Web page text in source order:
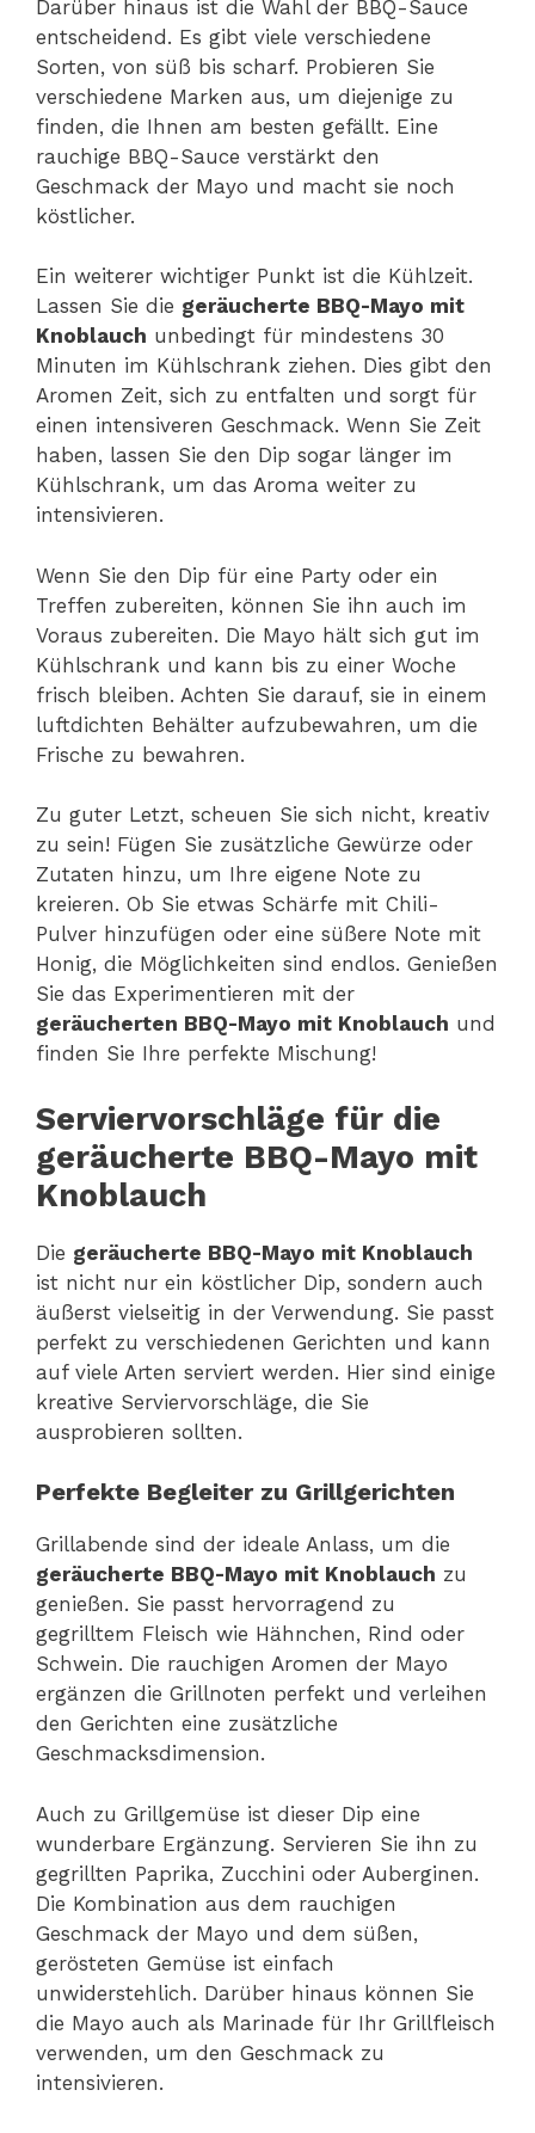
Darüber hinaus ist die Wahl der BBQ-Sauce
entscheidend. Es gibt viele verschiedene
Sorten, von süß bis scharf. Probieren Sie
verschiedene Marken aus, um diejenige zu
finden, die Ihnen am besten gefällt. Eine
rauchige BBQ-Sauce verstärkt den
Geschmack der Mayo und macht sie noch
köstlicher.
Ein weiterer wichtiger Punkt ist die Kühlzeit.
Lassen Sie die geräucherte BBQ-Mayo mit
Knoblauch unbedingt für mindestens 30
Minuten im Kühlschrank ziehen. Dies gibt den
Aromen Zeit, sich zu entfalten und sorgt für
einen intensiveren Geschmack. Wenn Sie Zeit
haben, lassen Sie den Dip sogar länger im
Kühlschrank, um das Aroma weiter zu
intensivieren.
Wenn Sie den Dip für eine Party oder ein
Treffen zubereiten, können Sie ihn auch im
Voraus zubereiten. Die Mayo hält sich gut im
Kühlschrank und kann bis zu einer Woche
frisch bleiben. Achten Sie darauf, sie in einem
luftdichten Behälter aufzubewahren, um die
Frische zu bewahren.
Zu guter Letzt, scheuen Sie sich nicht, kreativ
zu sein! Fügen Sie zusätzliche Gewürze oder
Zutaten hinzu, um Ihre eigene Note zu
kreieren. Ob Sie etwas Schärfe mit Chili-
Pulver hinzufügen oder eine süßere Note mit
Honig, die Möglichkeiten sind endlos. Genießen
Sie das Experimentieren mit der
geräucherten BBQ-Mayo mit Knoblauch und
finden Sie Ihre perfekte Mischung!
Serviervorschläge für die
geräucherte BBQ-Mayo mit
Knoblauch
Die geräucherte BBQ-Mayo mit Knoblauch
ist nicht nur ein köstlicher Dip, sondern auch
äußerst vielseitig in der Verwendung. Sie passt
perfekt zu verschiedenen Gerichten und kann
auf viele Arten serviert werden. Hier sind einige
kreative Serviervorschläge, die Sie
ausprobieren sollten.
Perfekte Begleiter zu Grillgerichten
Grillabende sind der ideale Anlass, um die
geräucherte BBQ-Mayo mit Knoblauch zu
genießen. Sie passt hervorragend zu
gegrilltem Fleisch wie Hähnchen, Rind oder
Schwein. Die rauchigen Aromen der Mayo
ergänzen die Grillnoten perfekt und verleihen
den Gerichten eine zusätzliche
Geschmacksdimension.
Auch zu Grillgemüse ist dieser Dip eine
wunderbare Ergänzung. Servieren Sie ihn zu
gegrillten Paprika, Zucchini oder Auberginen.
Die Kombination aus dem rauchigen
Geschmack der Mayo und dem süßen,
gerösteten Gemüse ist einfach
unwiderstehlich. Darüber hinaus können Sie
die Mayo auch als Marinade für Ihr Grillfleisch
verwenden, um den Geschmack zu
intensivieren.